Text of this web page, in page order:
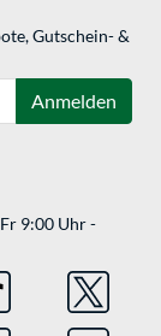
Gutschein- &
Anmelden
9:00 Uhr -